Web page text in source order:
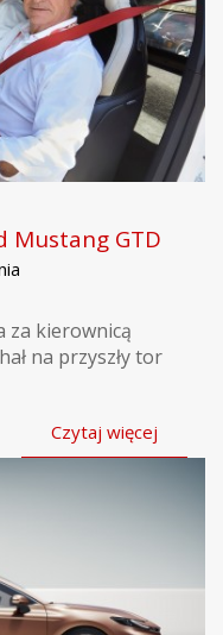
Mustang GTD
za kierownicą
na przyszły tor
Czytaj więcej